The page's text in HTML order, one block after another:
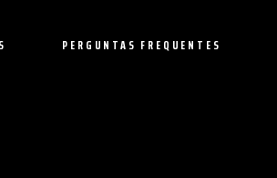
PERGUNTAS FREQUENTES